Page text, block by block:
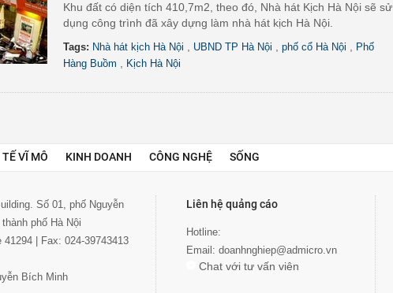
Khu đất có diện tích 410,7m2, theo đó, Nhà hát Kịch Hà Nội sẽ sử
dụng công trình đã xây dựng làm nhà hát kịch Hà Nội.
Tags: Nhà hát kịch Hà Nội UBND TP Hà Nội phố cổ Hà Nội
Phố
Hàng Buồm
Kịch Hà Nội
VĨ MÔ KINH DOANH CÔNG NGHỆ SỐNG
Số 01, phố Nguyễn
phố Hà Nội
| Fax: 024-39743413
Bích Minh
Liên hệ quảng cáo
Hotline:
Email: doanhnghiep@admicro.vn
Chat với tư vấn viên